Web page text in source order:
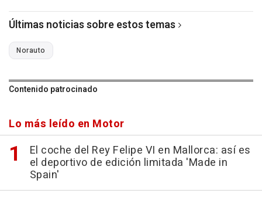
Últimas noticias sobre estos temas
Norauto
Contenido patrocinado
Lo más leído en Motor
El coche del Rey Felipe VI en Mallorca: así es
el deportivo de edición limitada 'Made in
Spain'